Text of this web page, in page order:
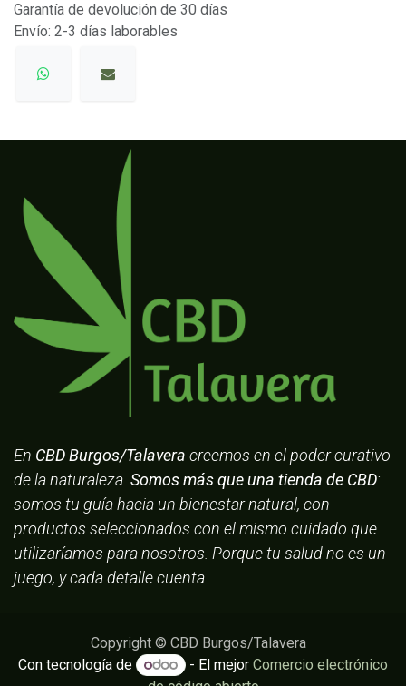
Garantía de devolución de 30 días
Envío: 2-3 días laborables
En CBD Burgos/Talavera creemos en el poder curativo
de la naturaleza. Somos más que una tienda de CBD:
somos tu guía hacia un bienestar natural, con
productos seleccionados con el mismo cuidado que
utilizaríamos para nosotros. Porque tu salud no es un
juego, y cada detalle cuenta.
Copyright © CBD Burgos/Talavera
Con tecnología de
- El mejor Comercio electrónico